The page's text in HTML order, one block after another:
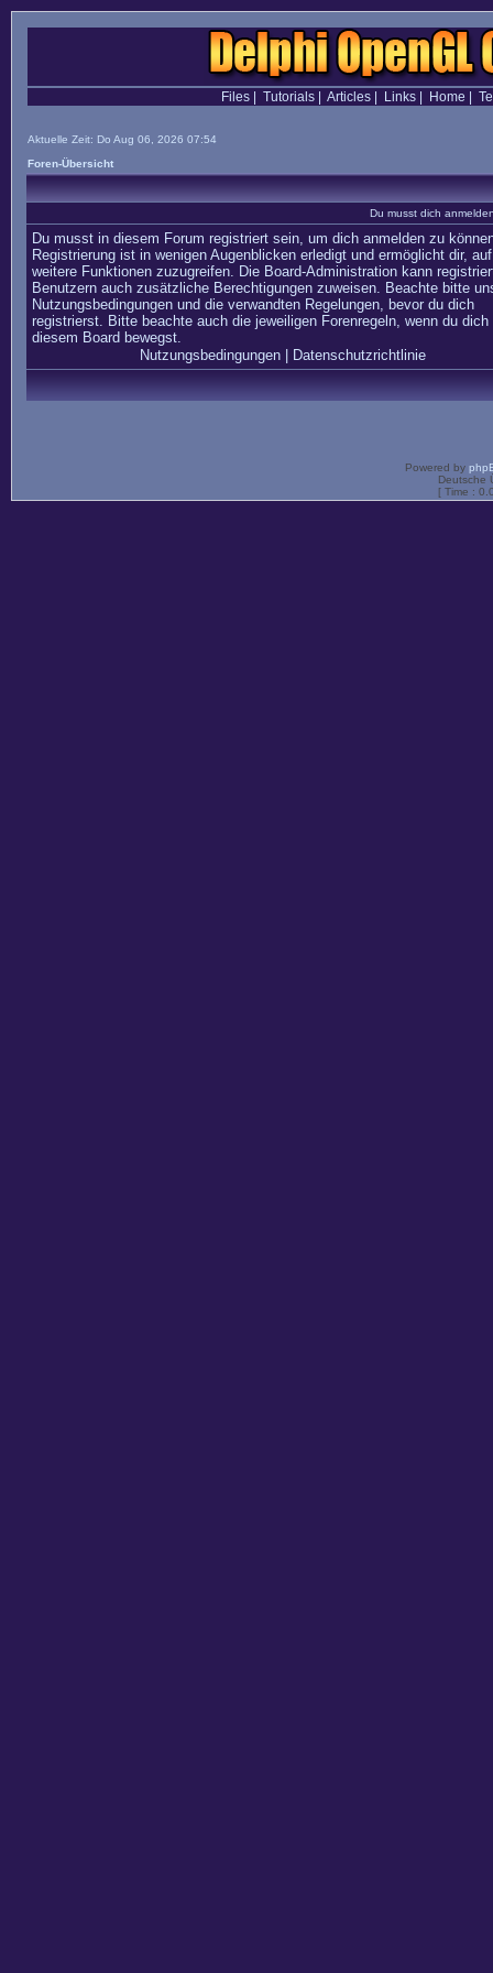
Files| Tutorials| Articles| Links| Home
Aktuelle Zeit: Do Aug 06, 2026 07:54
Foren-Übersicht
Du musst dich
Du musst in diesem Forum registriert sein, um dich anmelden zu
Registrierung ist in wenigen Augenblicken erledigt und ermöglicht dir, auf
weitere Funktionen zuzugreifen. Die Board-Administration kann
Benutzern auch zusätzliche Berechtigungen zuweisen. Beachte bitte
Nutzungsbedingungen und die verwandten Regelungen, bevor du dich
registrierst. Bitte beachte auch die jeweiligen Forenregeln, wenn du dich
diesem Board bewegst.
Nutzungsbedingungen| Datenschutzrichtlinie
Powered by
Deutsche
[ Time :